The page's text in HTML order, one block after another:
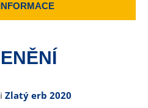
Zlatý erb 2020